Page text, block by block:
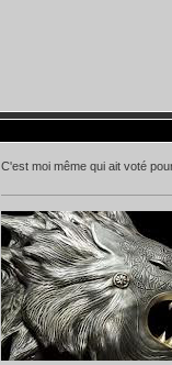
C'est moi même qui ait voté